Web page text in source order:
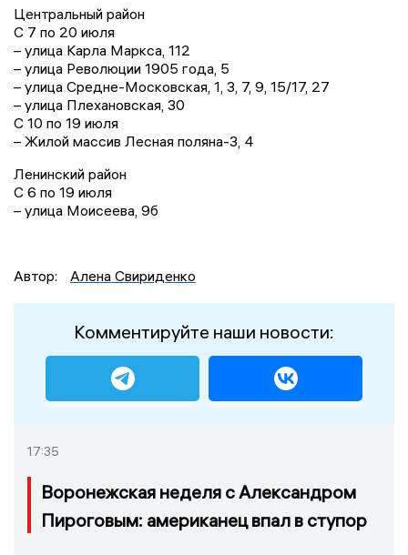
Центральный район
С 7 по 20 июля
– улица Карла Маркса, 112
– улица Революции 1905 года, 5
– улица Средне-Московская, 1, 3, 7, 9, 15/17, 27
– улица Плехановская, 30
С 10 по 19 июля
– Жилой массив Лесная поляна-3, 4
Ленинский район
С 6 по 19 июля
– улица Моисеева, 9б
Автор: Алена Свириденко
Комментируйте наши новости:
17:35
Воронежская неделя с Александром
Пироговым: американец впал в ступор